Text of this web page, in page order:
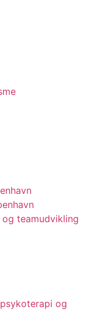
teamudvikling
og